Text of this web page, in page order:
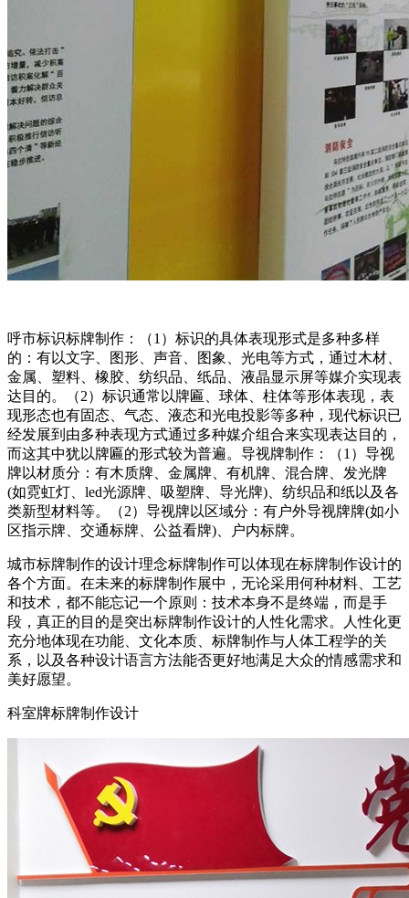
呼市标识标牌制作：（1）标识的具体表现形式是多种多样
的：有以文字、图形、声音、图象、光电等方式，通过木材、
金属、塑料、橡胶、纺织品、纸品、液晶显示屏等媒介实现表
达目的。（2）标识通常以牌匾、球体、柱体等形体表现，表
现形态也有固态、气态、液态和光电投影等多种，现代标识已
经发展到由多种表现方式通过多种媒介组合来实现表达目的，
而这其中犹以牌匾的形式较为普遍。导视牌制作：（1）导视
牌以材质分：有木质牌、金属牌、有机牌、混合牌、发光牌
(如霓虹灯、led光源牌、吸塑牌、导光牌)、纺织品和纸以及各
类新型材料等。（2）导视牌以区域分：有户外导视牌牌(如小
区指示牌、交通标牌、公益看牌)、户内标牌。
城市标牌制作的设计理念标牌制作可以体现在标牌制作设计的
各个方面。在未来的标牌制作展中，无论采用何种材料、工艺
和技术，都不能忘记一个原则：技术本身不是终端，而是手
段，真正的目的是突出标牌制作设计的人性化需求。人性化更
充分地体现在功能、文化本质、标牌制作与人体工程学的关
系，以及各种设计语言方法能否更好地满足大众的情感需求和
美好愿望。
科室牌标牌制作设计